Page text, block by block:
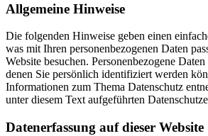
Allgemeine Hinweise
Die folgenden Hinweise geben einen
was mit Ihren personenbezogenen Daten
Website besuchen. Personenbezogene
denen Sie persönlich identifiziert werden
Informationen zum Thema Datenschutz
unter diesem Text aufgeführten
Datenerfassung auf dieser Website